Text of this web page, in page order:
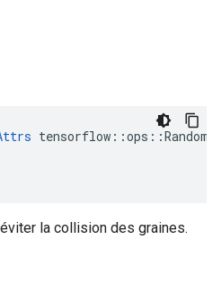
la collision des graines.